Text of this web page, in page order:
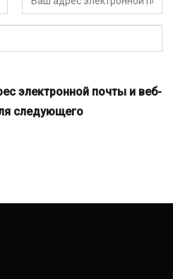
электронной почты и веб-
следующего